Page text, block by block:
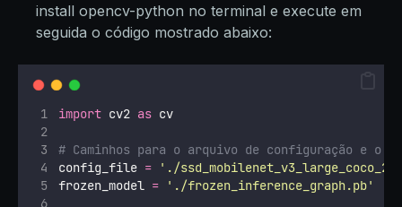
install opencv-python no terminal e execute em
seguida o código mostrado abaixo:
import cv2 as cv
# Caminhos para o arquivo de configuração e o
config_file = ' ./
frozen_model = ' ./frozen_inference_graph.pb'